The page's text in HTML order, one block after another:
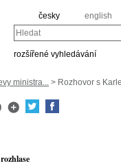
česky english
Hledat
rozšířené vyhledávání
ministra... > Rozhovor s